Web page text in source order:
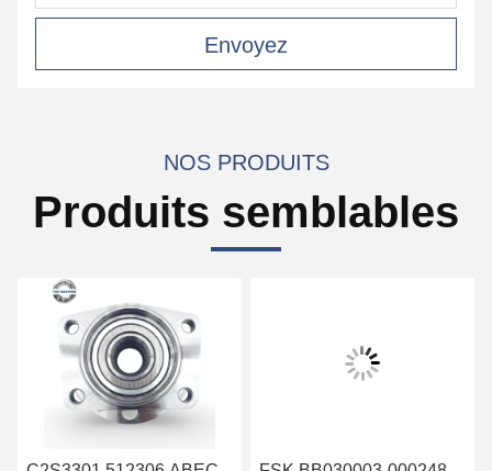
Envoyez
NOS PRODUITS
Produits semblables